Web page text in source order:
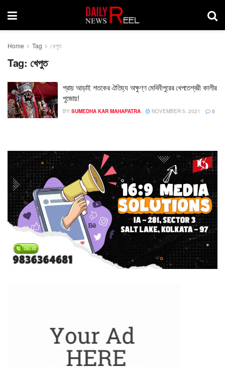
Home Tag খেপুত
Tag: খেপুত
প্রায় আড়াই শতকের ঐতিহ্য অক্ষুণ্ণ মেদিনীপুরের খেপতেশ্বরী কালীর
পুজোয়!
BY SUMEDHA KAR MAHAPATRA NOVEMBER 5, 2021 0